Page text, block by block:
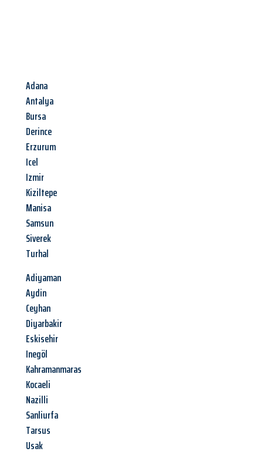
Adana
Antalya
Bursa
Derince
Erzurum
Icel
Izmir
Kiziltepe
Manisa
Samsun
Siverek
Turhal
Adiyaman
Aydin
Ceyhan
Diyarbakir
Eskisehir
Inegöl
Kahramanmaras
Kocaeli
Nazilli
Sanliurfa
Tarsus
Usak